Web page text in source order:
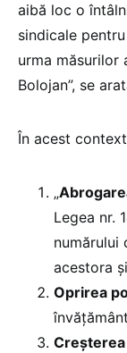
aibă loc o
sindicale
urma măsurilor
Bolojan”, se
În acest
„
Legea nr.
numărului
acestora
Oprirea